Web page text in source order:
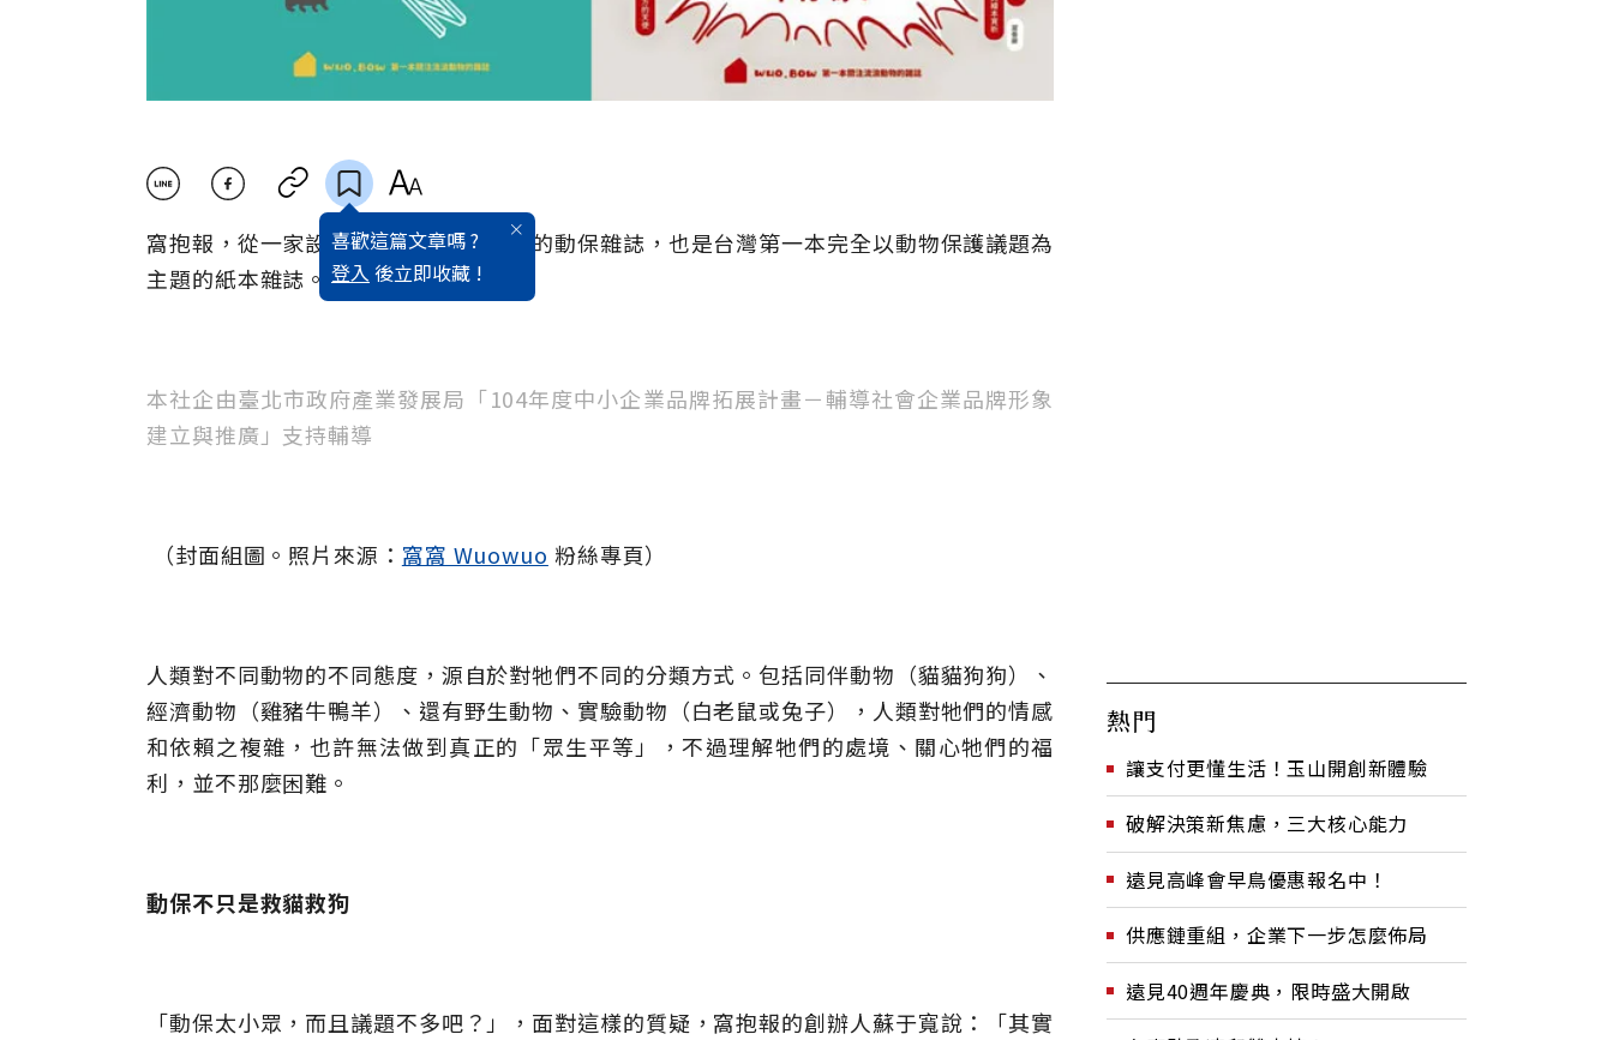
喜歡這篇文章嗎 ?
登入 後立即收藏 !
窩抱報，從一家設計公司辦公室裡孵出的動保雜誌，也是台灣第一本完全以動物保護議題為
主題的紙本雜誌。
本社企由臺北市政府產業發展局「104年度中小企業品牌拓展計畫－輔導社會企業品牌形象
建立與推廣」支持輔導
（封面組圖。照片來源： 窩窩 Wuowuo 粉絲專頁）
人類對不同動物的不同態度，源自於對牠們不同的分類方式。包括同伴動物（貓貓狗狗）、
經濟動物（雞豬牛鴨羊）、還有野生動物、實驗動物（白老鼠或兔子），人類對牠們的情感
和依賴之複雜，也許無法做到真正的「眾生平等」，不過理解牠們的處境、關心牠們的福
利，並不那麼困難。
動保不只是救貓救狗
「動保太小眾，而且議題不多吧？」，面對這樣的質疑，窩抱報的創辦人蘇于寬說：「其實
熱門
讓支付更懂生活！玉山開創新體驗
破解決策新焦慮，三大核心能力
遠見高峰會早鳥優惠報名中！
供應鏈重組，企業下一步怎麼佈局
遠見40週年慶典，限時盛大開啟